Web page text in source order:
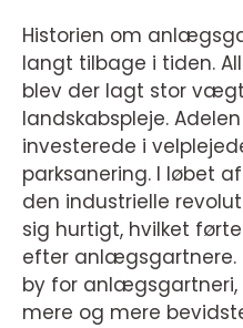
Historien om
langt tilbage i tiden.
blev der lagt stor
landskabspleje.
investerede i
parksanering. I løbet
den industrielle
sig hurtigt, hvilket
efter anlægsgartnere.
by for anlægsgartneri,
mere og mere